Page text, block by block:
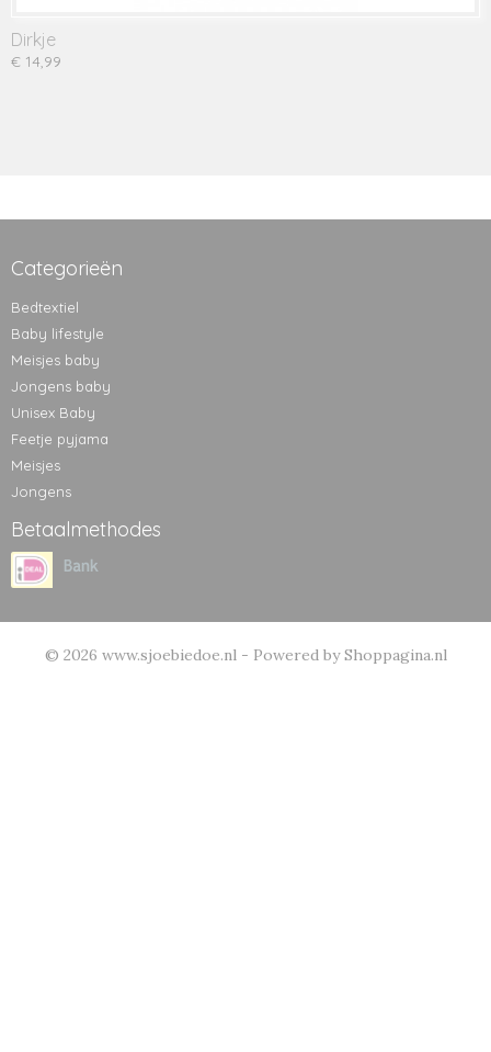
Dirkje
€ 14,99
Categorieën
Bedtextiel
Baby lifestyle
Meisjes baby
Jongens baby
Unisex Baby
Feetje pyjama
Meisjes
Jongens
Betaalmethodes
© 2026 www.sjoebiedoe.nl - Powered by Shoppagina.nl